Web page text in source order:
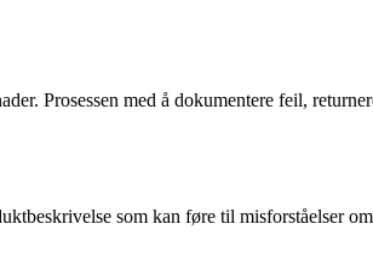
Prosessen med å dokumentere feil,
som kan føre til misforståelser